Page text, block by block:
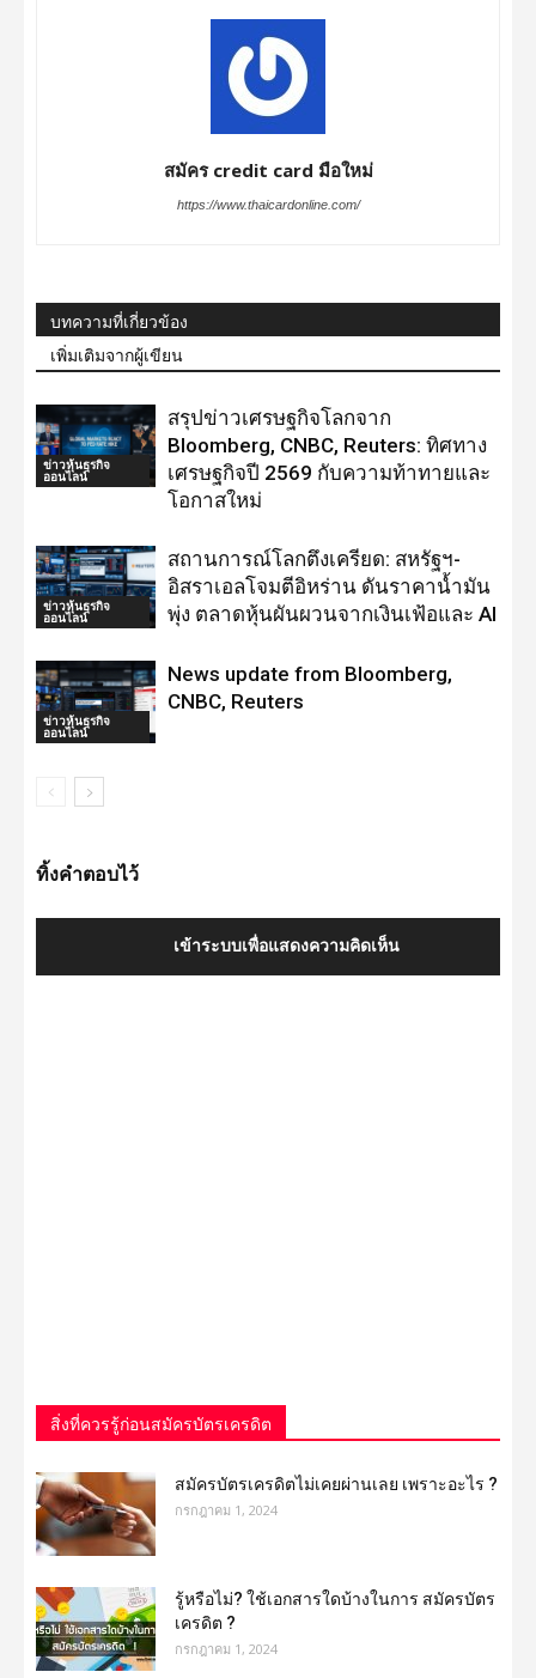
สมัคร credit card มือใหม่
https://www.thaicardonline.com/
บทความที่เกี่ยวข้อง
เพิ่มเติมจากผู้เขียน
ข่าวหุ้นธุรกิจ
ออนไลน์
สรุปข่าวเศรษฐกิจโลกจาก
Bloomberg, CNBC, Reuters: ทิศทาง
เศรษฐกิจปี 2569 กับความท้าทายและ
โอกาสใหม่
ข่าวหุ้นธุรกิจ
ออนไลน์
สถานการณ์โลกตึงเครียด: สหรัฐฯ-
อิสราเอลโจมตีอิหร่าน ดันราคาน้ำมัน
พุ่ง ตลาดหุ้นผันผวนจากเงินเฟ้อและ AI
ข่าวหุ้นธุรกิจ
ออนไลน์
News update from Bloomberg,
CNBC, Reuters
ทิ้งคำตอบไว้
เข้าระบบเพื่อแสดงความคิดเห็น
สิ่งที่ควรรู้ก่อนสมัครบัตรเครดิต
สมัครบัตรเครดิตไม่เคยผ่านเลย เพราะอะไร ?
กรกฎาคม 1, 2024
รู้หรือไม่? ใช้เอกสารใดบ้างในการ สมัครบัตร
เครดิต ?
กรกฎาคม 1, 2024